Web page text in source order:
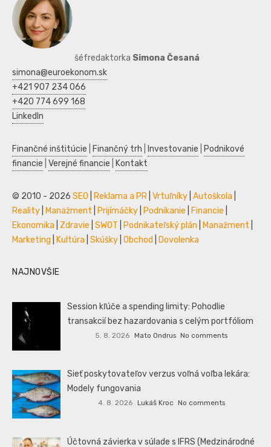
šéfredaktorka Simona Česaná
simona@euroekonom.sk
+421 907 234 066
+420 774 699 168
LinkedIn
Finančné inštitúcie Finančný trh Investovanie
Podnikové
financie Verejné financie Kontakt
© 2010 - 2026 SEO Reklama a PR Vrtuľníky Autoškola
Reality
Manažment Prijímáčky Podnikanie Financie
Ekonomika
Zdravie SWOT Podnikateľský plán Manažment
Marketing
Kultúra Skúšky Obchod Dovolenka
NAJNOVŠIE
Session kľúče a spending limity: Pohodlie
transakcií bez hazardovania s celým portfóliom
5. 8. 2026 Mato Ondrus No comments
Sieť poskytovateľov verzus voľná voľba lekára:
Modely fungovania
4. 8. 2026 Lukáš Kroc No comments
Účtovná závierka v súlade s IFRS (Medzinárodné